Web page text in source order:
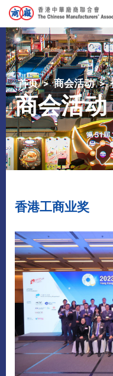
首页 商会活动
商会活动
香港工商业奖